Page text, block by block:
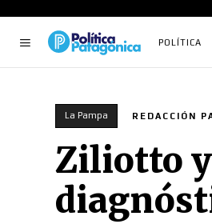
POLÍTICA
La Pampa REDACCIÓN
Ziliotto